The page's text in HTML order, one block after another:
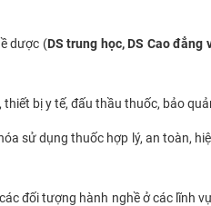
dược (DS trung học, DS Cao đẳng
bị y tế, đấu thầu thuốc, bảo
sử dụng thuốc hợp lý, an toàn,
đối tượng hành nghề ở các lĩnh